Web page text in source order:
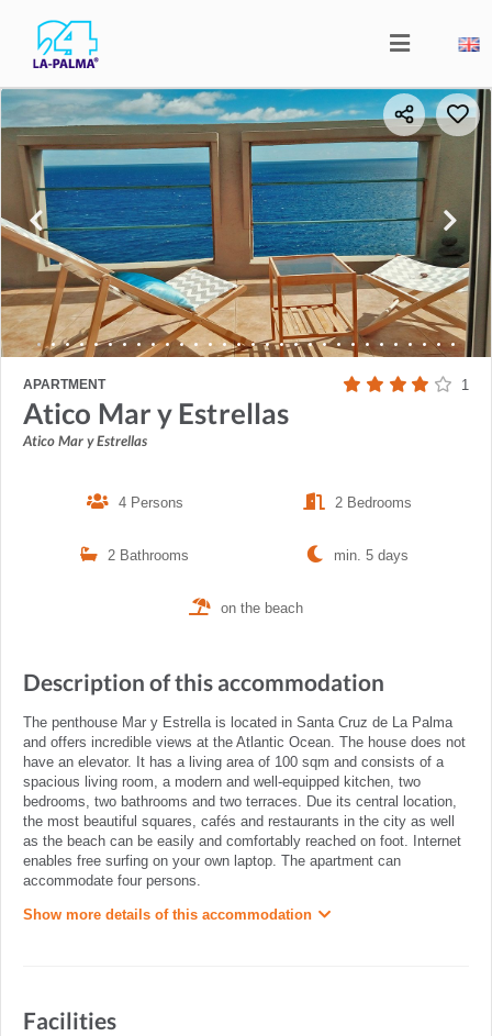
APARTMENT 1
Atico Mar y Estrellas
Atico Mar y Estrellas
4 Persons 2 Bedrooms
2 Bathrooms min. 5 days
on the beach
Description of this accommodation
The penthouse Mar y Estrella is located in Santa Cruz de La Palma
and offers incredible views at the Atlantic Ocean. The house does not
have an elevator. It has a living area of 100 sqm and consists of a
spacious living room, a modern and well-equipped kitchen, two
bedrooms, two bathrooms and two terraces. Due its central location,
the most beautiful squares, cafés and restaurants in the city as well
as the beach can be easily and comfortably reached on foot. Internet
enables free surfing on your own laptop. The apartment can
accommodate four persons.
Show more details of this accommodation
Facilities